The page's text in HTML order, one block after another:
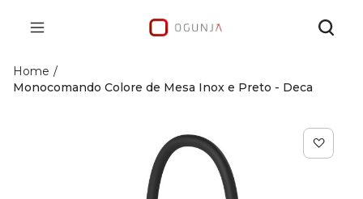
Home
Monocomando Colore de Mesa Inox e Preto - Deca